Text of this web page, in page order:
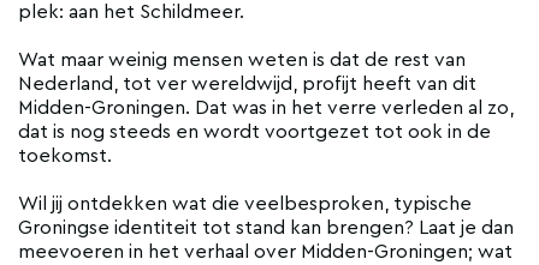
plek: aan het Schildmeer.
Wat maar weinig mensen weten is dat de rest van
Nederland, tot ver wereldwijd, profijt heeft van dit
Midden-Groningen. Dat was in het verre verleden al zo,
dat is nog steeds en wordt voortgezet tot ook in de
toekomst.
Wil jij ontdekken wat die veelbesproken, typische
Groningse identiteit tot stand kan brengen? Laat je dan
meevoeren in het verhaal over Midden-Groningen; wat